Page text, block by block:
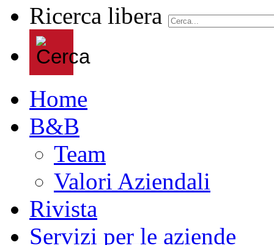
Ricerca libera
Home
B&B
Team
Valori Aziendali
Rivista
Servizi per le aziende